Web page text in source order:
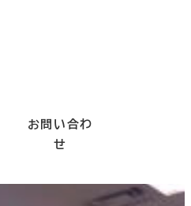
お問い合わ
せ